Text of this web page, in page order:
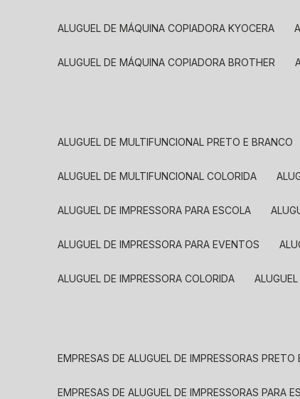
ALUGUEL DE MÁQUINA COPIADORA KYOCERA
ALUGUEL DE MÁQUINA COPIADORA BROTHER
ALUGUEL DE MULTIFUNCIONAL PRETO E BRANCO
ALUGUEL DE MULTIFUNCIONAL COLORIDA
ALUGUEL DE IMPRESSORA PARA ESCOLA
ALUGUEL DE IMPRESSORA PARA EVENTOS
ALUGUEL DE IMPRESSORA COLORIDA
EMPRESAS DE ALUGUEL DE IMPRESSORAS PRETO
EMPRESAS DE ALUGUEL DE IMPRESSORAS PARA